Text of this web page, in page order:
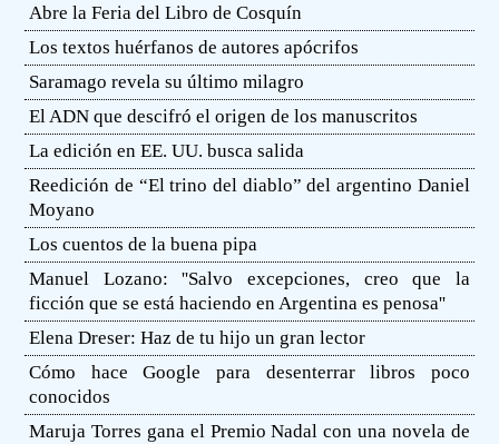
Abre la Feria del Libro de Cosquín
Los textos huérfanos de autores apócrifos
Saramago revela su último milagro
El ADN que descifró el origen de los manuscritos
La edición en EE. UU. busca salida
Reedición de “El trino del diablo” del argentino Daniel
Moyano
Los cuentos de la buena pipa
Manuel Lozano: ''Salvo excepciones, creo que la
ficción que se está haciendo en Argentina es penosa''
Elena Dreser: Haz de tu hijo un gran lector
Cómo hace Google para desenterrar libros poco
conocidos
Maruja Torres gana el Premio Nadal con una novela de